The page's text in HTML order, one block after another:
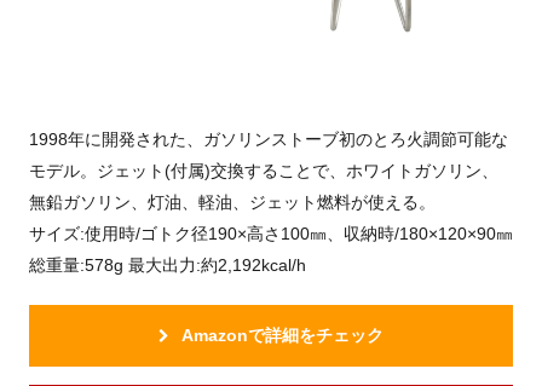
1998年に開発された、ガソリンストーブ初のとろ火調節可能な
モデル。ジェット(付属)交換することで、ホワイトガソリン、
無鉛ガソリン、灯油、軽油、ジェット燃料が使える。
サイズ:使用時/ゴトク径190×高さ100㎜、収納時/180×120×90㎜
総重量:578g 最大出力:約2,192kcal/h
Amazonで詳細をチェック